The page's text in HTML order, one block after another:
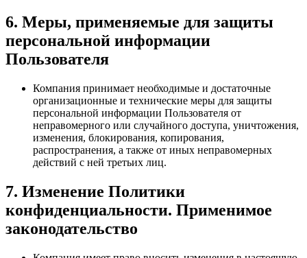
6. Меры, применяемые для защиты
персональной информации
Пользователя
Компания принимает необходимые и достаточные
организационные и технические меры для защиты
персональной информации Пользователя от
неправомерного или случайного доступа, уничтожения,
изменения, блокирования, копирования,
распространения, а также от иных неправомерных
действий с ней третьих лиц.
7. Изменение Политики
конфиденциальности. Применимое
законодательство